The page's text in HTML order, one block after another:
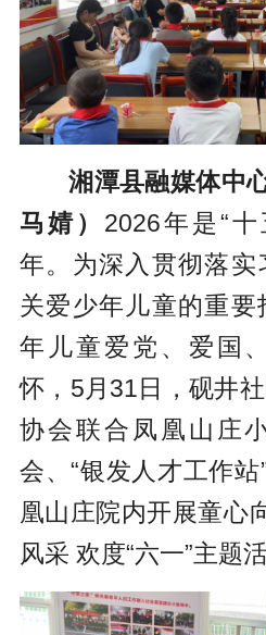
湘潭县融媒体中
马婧） 2026年是“
年。为深入贯彻落实
关爱少年儿童的重
年儿童爱党、爱国
怀，5月31日，砚井
协会联合凤凰山庄
会、“银发人才工作站
凰山庄院内开展童心
风采 欢度“六一”主题活